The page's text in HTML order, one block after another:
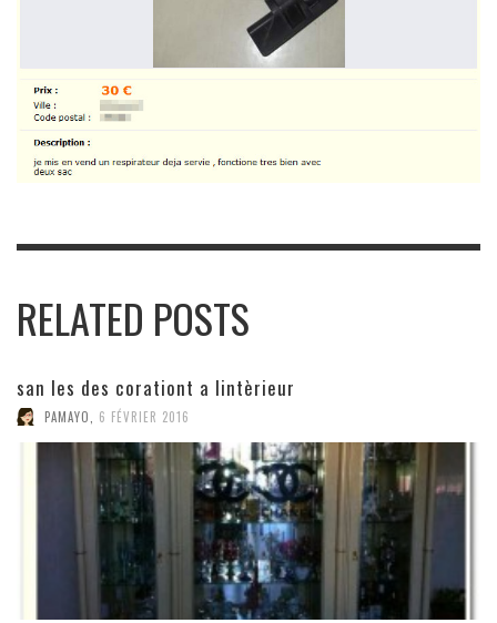
RELATED POSTS
san les des corationt a lintèrieur
PAMAYO 6 FÉVRIER 2016